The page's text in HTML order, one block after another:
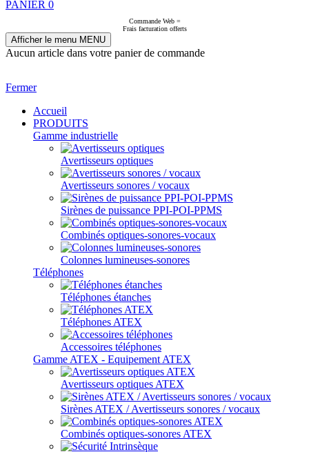
PANIER 0
Commande Web =
Frais facturation offerts
Afficher le menu MENU
Aucun article dans votre panier de commande
Fermer
Accueil
PRODUITS
Gamme industrielle
Avertisseurs optiques
Avertisseurs sonores / vocaux
Sirènes de puissance PPI-POI-PPMS
Combinés optiques-sonores-vocaux
Colonnes lumineuses-sonores
Téléphones
Téléphones étanches
Téléphones ATEX
Accessoires téléphones
Gamme ATEX - Equipement ATEX
Avertisseurs optiques ATEX
Sirènes ATEX / Avertisseurs sonores / vocaux
Combinés optiques-sonores ATEX